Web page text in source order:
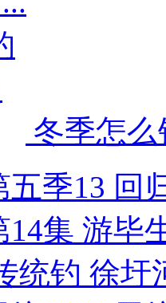
冬季怎
季13 回
集 游毕
统钓 徐圩